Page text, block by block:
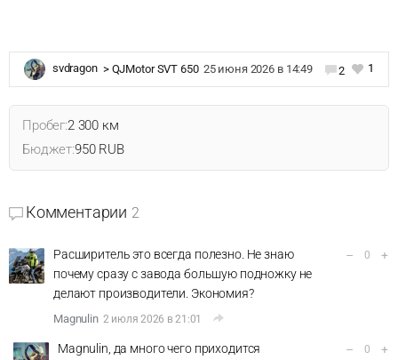
svdragon > QJMotor SVT 650 25 июня 2026 в 14:49 2 1
Пробег:2 300 км
Бюджет:950 RUB
Комментарии 2
Расширитель это всегда полезно. Не знаю
почему сразу с завода большую подножку не
делают производители. Экономия?
Magnulin 2 июля 2026 в 21:01
– 0 +
Magnulin, да много чего приходится
– 0 +